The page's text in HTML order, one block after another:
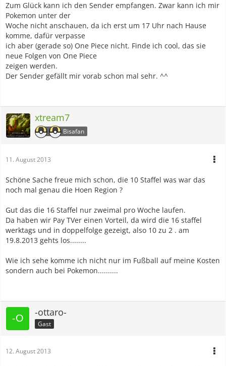
Zum Glück kann ich den Sender empfangen. Zwar kann ich mir
Pokemon unter der
Woche nicht anschauen, da ich erst um 17 Uhr nach Hause
komme, dafür verpasse
ich aber (gerade so) One Piece nicht. Finde ich cool, das sie
neue Folgen von One Piece
zeigen werden.
Der Sender gefällt mir vorab schon mal sehr. ^^
xtream7
Bisafan
11. August 2013
Schöne Sache freue mich schon, die 10 Staffel was war das
noch mal genau die Hoen Region ?
Gut das die 16 Staffel nur zweimal pro Woche laufen.
Da haben wir Pay TVer einen Vorteil, da wird die 16 staffel
werktags und in doppelfolge gezeigt, also 10 zu 2 . am
19.8.2013 gehts los........
Wie ich sehe komme ich nicht nur im Fußball auf meine Kosten
sondern auch bei Pokemon..........
-ottaro-
Gast
12. August 2013